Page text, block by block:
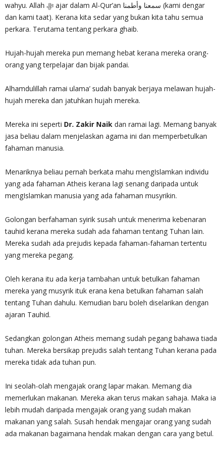
wahyu. Allah ‎ﷻ ajar dalam Al-Qur’an سمعنا وأطمنا (kami dengar
dan kami taat). Kerana kita sedar yang bukan kita tahu semua
perkara. Terutama tentang perkara ghaib.
Hujah-hujah mereka pun memang hebat kerana mereka orang-
orang yang terpelajar dan bijak pandai.
Alhamdulillah ramai ulama’ sudah banyak berjaya melawan hujah-
hujah mereka dan jatuhkan hujah mereka.
Mereka ini seperti Dr. Zakir Naik dan ramai lagi. Memang banyak
jasa beliau dalam menjelaskan agama ini dan memperbetulkan
fahaman manusia.
Menariknya beliau pernah berkata mahu mengIslamkan individu
yang ada fahaman Atheis kerana lagi senang daripada untuk
mengIslamkan manusia yang ada fahaman musyrikin.
Golongan berfahaman syirik susah untuk menerima kebenaran
tauhid kerana mereka sudah ada fahaman tentang Tuhan lain.
Mereka sudah ada prejudis kepada fahaman-fahaman tertentu
yang mereka pegang.
Oleh kerana itu ada kerja tambahan untuk betulkan fahaman
mereka yang musyrik ituk erana kena betulkan fahaman salah
tentang Tuhan dahulu. Kemudian baru boleh diselarikan dengan
ajaran Tauhid.
Sedangkan golongan Atheis memang sudah pegang bahawa tiada
tuhan. Mereka bersikap prejudis salah tentang Tuhan kerana pada
mereka tidak ada tuhan pun.
Ini seolah-olah mengajak orang lapar makan. Memang dia
memerlukan makanan. Mereka akan terus makan sahaja. Maka ia
lebih mudah daripada mengajak orang yang sudah makan
makanan yang salah. Susah hendak mengajar orang yang sudah
ada makanan bagaimana hendak makan dengan cara yang betul.